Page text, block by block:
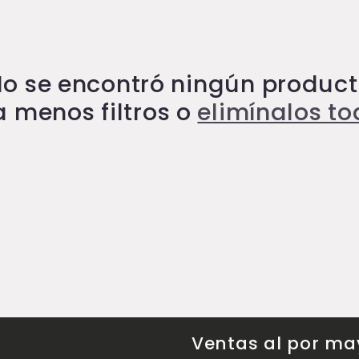
se encontró ningún
menos filtros o elimínalos
Ventas al por